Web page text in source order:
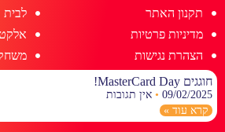
תקנון האתר
מדיניות פרטיות
הצהרת נגישות
לבית
חוגגים MasterCard Day!
09/02/2025
אין תגובות
קרא עוד »